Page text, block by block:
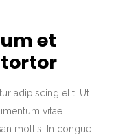
et
adipiscing elit. Ut
vitae.
mollis. In congue